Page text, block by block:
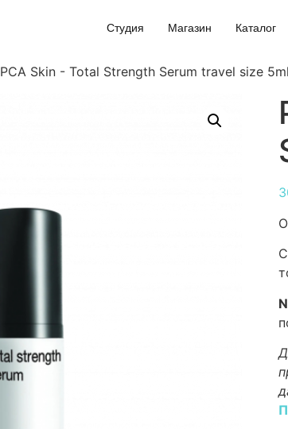
Студия Магазин Каталог
PCA Skin - Total Strength Serum travel size 5ml